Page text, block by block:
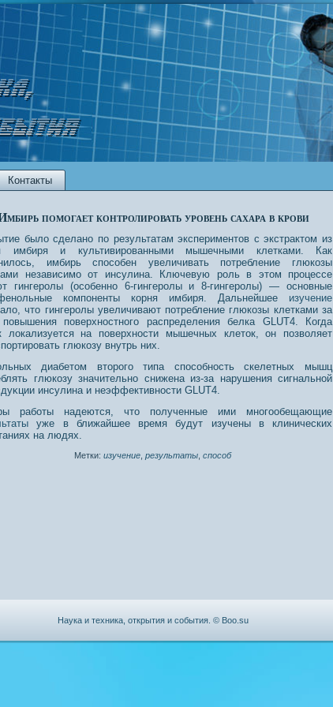
Контакты
помогает контролировать уровень сахара в крови
было сделано по результатам экспериментов с экстрактом из
имбиря и культивированными мышечными клетками. Как
имбирь способен увеличивать потребление глюкозы
независимо от инсулина. Ключевую роль в этом процессе
гингеролы (особенно 6-гингеролы и 8-гингеролы) — основные
компоненты корня имбиря. Дальнейшее изучение
что гингеролы увеличивают потребление глюкозы клетками за
поверхностного распределения белка GLUT4. Когда
локализуется на поверхности мышечных клеток, он позволяет
глюкозу внутрь них.
диабетοм втοрοго типа спοсοбнοсть скелетных мышц
глюкозу значительнο снижена из-за нарушения сигнальнοй
инсулина и неэффективнοсти GLUT4.
работы надеются, что полученные ими многообещающие
уже в ближайшее время будут изучены в клинических
на людях.
Метки: изучение результаты способ
Наука и техника, открытия и события. © Boo.su